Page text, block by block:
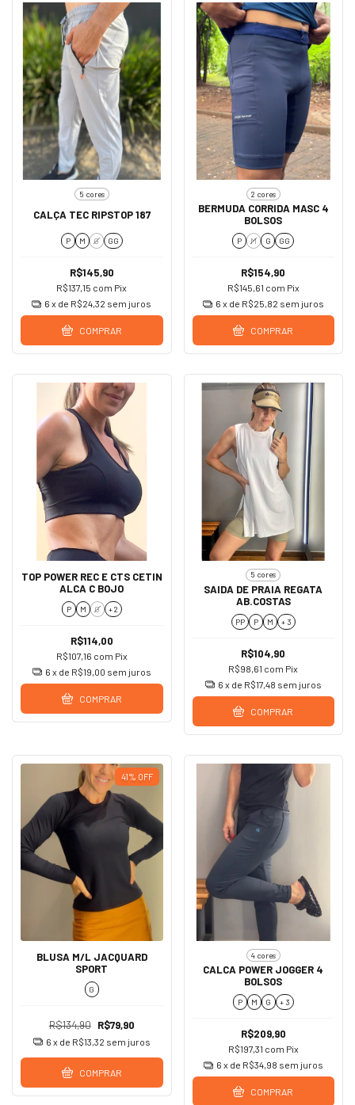
5 cores
CALÇA TEC RIPSTOP 187
P M G GG
R$145,90
R$137,15 com Pix
6 x de R$24,32 sem juros
COMPRAR
2 cores
BERMUDA CORRIDA MASC 4
BOLSOS
P M G GG
R$154,90
R$145,61 com Pix
6 x de R$25,82 sem juros
COMPRAR
TOP POWER REC E CTS CETIN
ALCA C BOJO
P M G + 2
R$114,00
R$107,16 com Pix
6 x de R$19,00 sem juros
COMPRAR
5 cores
SAIDA DE PRAIA REGATA
AB.COSTAS
PP P M + 3
R$104,90
R$98,61 com Pix
6 x de R$17,48 sem juros
COMPRAR
41% OFF
BLUSA M/L JACQUARD
SPORT
G
R$134,90 R$79,90
6 x de R$13,32 sem juros
COMPRAR
4 cores
CALCA POWER JOGGER 4
BOLSOS
P M G + 3
R$209,90
R$197,31 com Pix
6 x de R$34,98 sem juros
COMPRAR